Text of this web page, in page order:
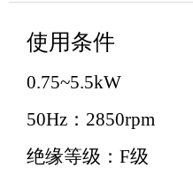
使用条件
0.75~5.5kW
50Hz：2850rpm
绝缘等级：F级